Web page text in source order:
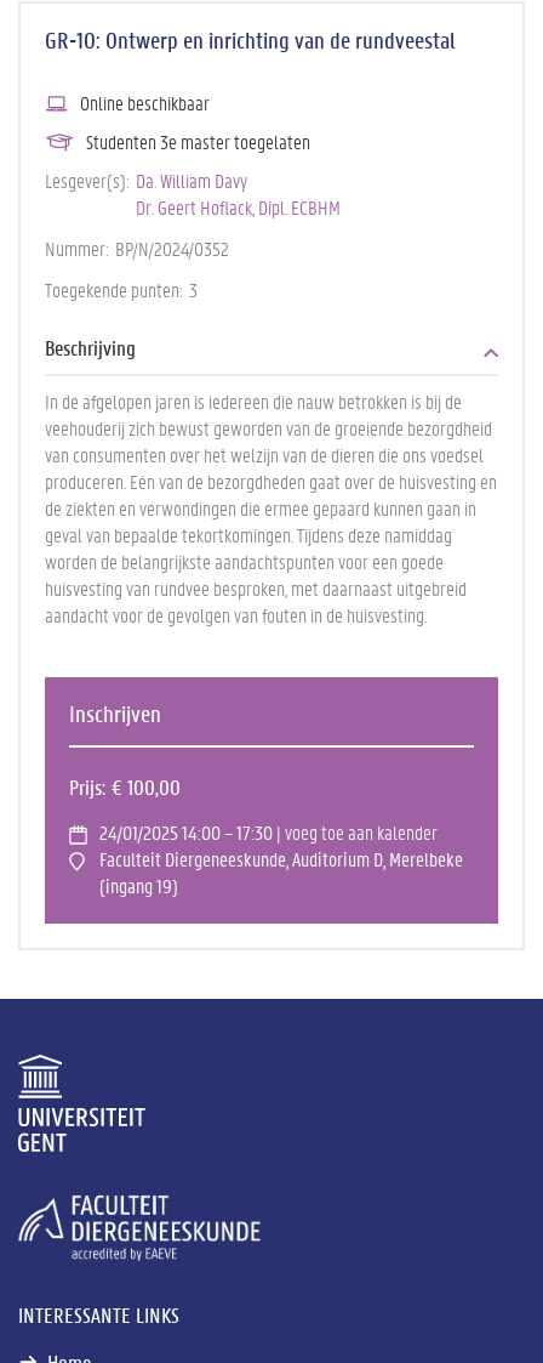
GR-10: Ontwerp en inrichting van de rundveestal
Online beschikbaar
Studenten 3e master toegelaten
Lesgever(s) Da. William Davy
Dr. Geert Hoflack, Dipl. ECBHM
Nummer BP/N/2024/0352
Toegekende punten 3
Beschrijving
In de afgelopen jaren is iedereen die nauw betrokken is bij de
veehouderij zich bewust geworden van de groeiende bezorgdheid
van consumenten over het welzijn van de dieren die ons voedsel
produceren. Eén van de bezorgdheden gaat over de huisvesting en
de ziekten en verwondingen die ermee gepaard kunnen gaan in
geval van bepaalde tekortkomingen. Tijdens deze namiddag
worden de belangrijkste aandachtspunten voor een goede
huisvesting van rundvee besproken, met daarnaast uitgebreid
aandacht voor de gevolgen van fouten in de huisvesting.
Inschrijven
Prijs € 100,00
24/01/2025 14:00 – 17:30| voeg toe aan kalender
Faculteit Diergeneeskunde, Auditorium D, Merelbeke
(ingang 19)
INTERESSANTE LINKS